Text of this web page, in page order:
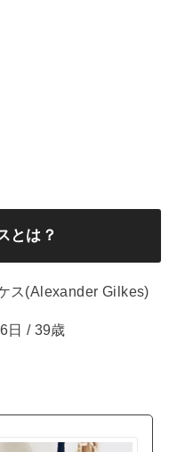
とは？
ス(Alexander Gilkes)
日 / 39歳